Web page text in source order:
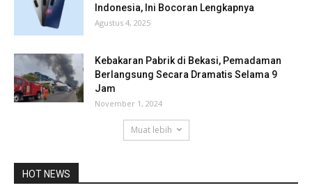
Indonesia, Ini Bocoran Lengkapnya
Agustus 4, 2025
Kebakaran Pabrik di Bekasi, Pemadaman
Berlangsung Secara Dramatis Selama 9
Jam
November 1, 2024
Muat lebih
HOT NEWS